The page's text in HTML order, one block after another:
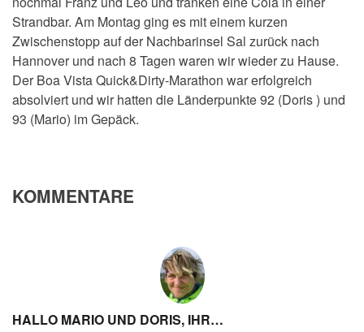
Strandbar. Am Montag ging es mit einem kurzen
Zwischenstopp auf der Nachbarinsel Sal zurück nach
Hannover und nach 8 Tagen waren wir wieder zu Hause.
Der Boa Vista Quick&Dirty-Marathon war erfolgreich
absolviert und wir hatten die Länderpunkte 92 (Doris ) und
93 (Mario) im Gepäck.
KOMMENTARE
HALLO MARIO UND DORIS, IHR…